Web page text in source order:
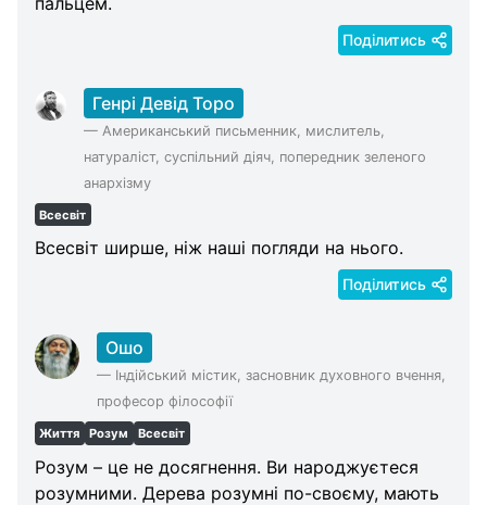
Поділитись
Генрі Девід Торо
— Американський письменник, мислитель,
натураліст, суспільний діяч, попередник зеленого
анархізму
Всесвіт
Всесвіт ширше, ніж наші погляди на нього.
Поділитись
Ошо
— Індійський містик, засновник духовного вчення,
професор філософії
Життя Розум Всесвіт
Розум – це не досягнення. Ви народжуєтеся
розумними. Дерева розумні по-своєму, мають